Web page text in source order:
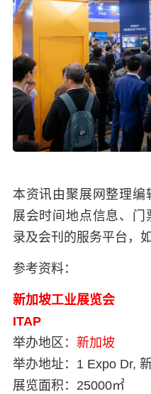
本资讯由聚展网整理编
展会时间地点信息、门
录及会刊的服务平台，
参考资料：
新加坡工业展览会
ITAP
举办地区： 新加坡
举办地址： 1 Expo Dr,
展览面积： 25000㎡